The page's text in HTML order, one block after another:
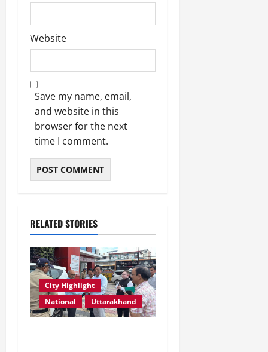
Website
Save my name, email,
and website in this
browser for the next
time I comment.
RELATED STORIES
City Highlight
National
Uttarakhand